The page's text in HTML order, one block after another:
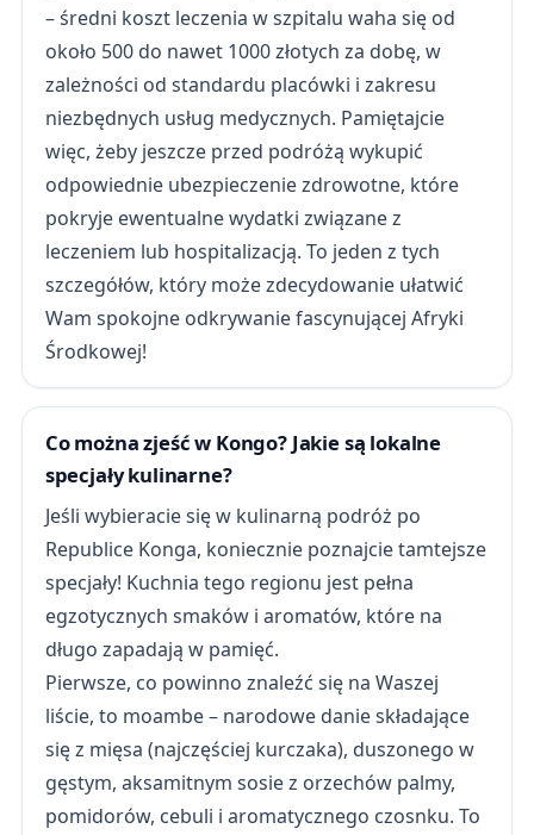
– średni koszt leczenia w szpitalu waha się od
około 500 do nawet 1000 złotych za dobę, w
zależności od standardu placówki i zakresu
niezbędnych usług medycznych. Pamiętajcie
więc, żeby jeszcze przed podróżą wykupić
odpowiednie ubezpieczenie zdrowotne, które
pokryje ewentualne wydatki związane z
leczeniem lub hospitalizacją. To jeden z tych
szczegółów, który może zdecydowanie ułatwić
Wam spokojne odkrywanie fascynującej Afryki
Środkowej!
Co można zjeść w Kongo? Jakie są lokalne
specjały kulinarne?
Jeśli wybieracie się w kulinarną podróż po
Republice Konga, koniecznie poznajcie tamtejsze
specjały! Kuchnia tego regionu jest pełna
egzotycznych smaków i aromatów, które na
długo zapadają w pamięć.
Pierwsze, co powinno znaleźć się na Waszej
liście, to moambe – narodowe danie składające
się z mięsa (najczęściej kurczaka), duszonego w
gęstym, aksamitnym sosie z orzechów palmy,
pomidorów, cebuli i aromatycznego czosnku. To